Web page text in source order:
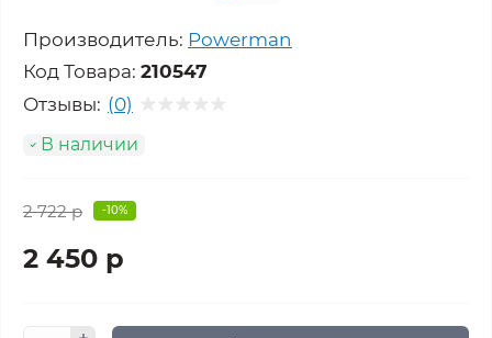
Производитель: Powerman
Код Товара: 210547
Отзывы: (0)
В наличии
2 722 р -10%
2 450 р